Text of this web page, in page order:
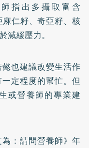
指出多攝取富含
仁籽、奇亞籽、核
減緩壓力。
也建議改變生活作
定程度的幫忙。但
或營養師的專業建
： 請問營養師》年